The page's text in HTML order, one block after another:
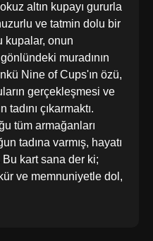
altın kupayı gururla
ve tatmin dolu bir
kupalar, onun
muradının
Nine of Cups'ın özü,
gerçekleşmesi ve
çıkarmaktı.
tüm armağanları
tadına varmış, hayatı
Bu kart sana der ki;
ve memnuniyetle dol,